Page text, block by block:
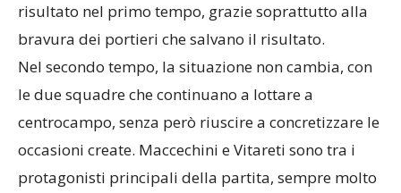
risultato nel primo tempo, grazie soprattutto alla
bravura dei portieri che salvano il risultato.
Nel secondo tempo, la situazione non cambia, con
le due squadre che continuano a lottare a
centrocampo, senza però riuscire a concretizzare le
occasioni create. Maccechini e Vitareti sono tra i
protagonisti principali della partita, sempre molto